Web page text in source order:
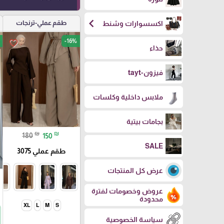
اكسسوارات وشنط chevron_left
حذاء
فيزون-tayt
ملابس داخلية وكلسات
بجامات بيتية
SALE
عرض كل المنتجات
عروض وخصومات لفترة
محدودة
سياسة الخصوصية
طقم عملي-ترنجات
favorite_border -16%
180 ₪ 150 ₪
طقم عملي 3075
S
M
L
XL